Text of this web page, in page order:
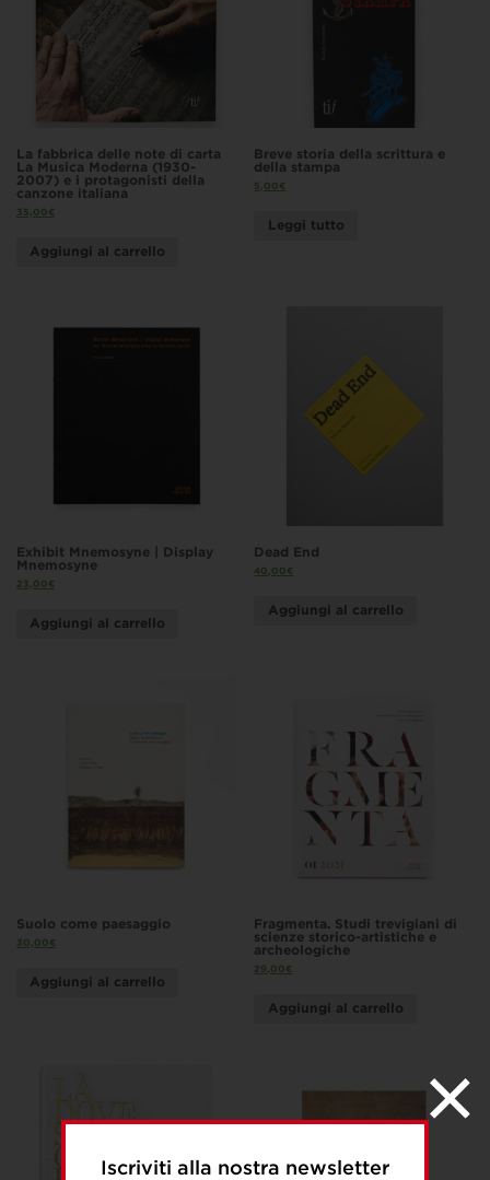
Iscriviti alla nostra newsletter
La fabbrica delle note di carta
La Musica Moderna (1930-
2007) e i protagonisti della
canzone italiana
35,00€
Aggiungi al carrello
Breve storia della scrittura e
della stampa
5,00€
Leggi tutto
Exhibit Mnemosyne | Display
Mnemosyne
23,00€
Aggiungi al carrello
Dead End
40,00€
Aggiungi al carrello
Suolo come paesaggio
30,00€
Aggiungi al carrello
Fragmenta. Studi trevigiani di
scienze storico-artistiche e
archeologiche
29,00€
Aggiungi al carrello